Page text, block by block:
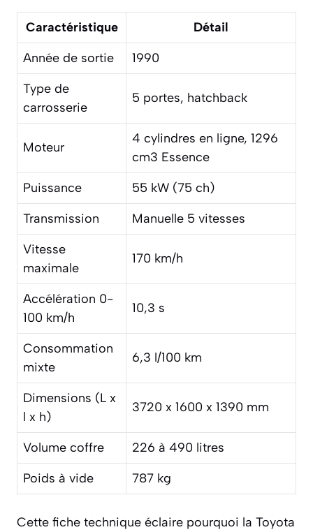
Caractéristique
Détail
Année de sortie
1990
Type de
carrosserie
5 portes, hatchback
Moteur
4 cylindres en ligne, 1296
cm3 Essence
Puissance
55 kW (75 ch)
Transmission
Manuelle 5 vitesses
Vitesse
maximale
170 km/h
Accélération 0-
100 km/h
10,3 s
Consommation
mixte
6,3 l/100 km
Dimensions (L x
l x h)
3720 x 1600 x 1390 mm
Volume coffre
226 à 490 litres
Poids à vide
787 kg
Cette fiche technique éclaire pourquoi la Toyota